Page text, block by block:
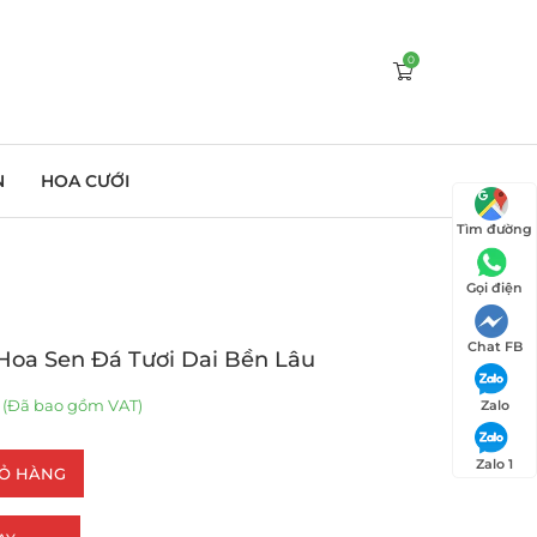
0
HOA CƯỚI
Sen Đá Tươi Dai Bền Lâu
(Đã bao gồm VAT)
HÀNG
Tìm đường
Gọi điện
Chat FB
Zalo
Zalo 1